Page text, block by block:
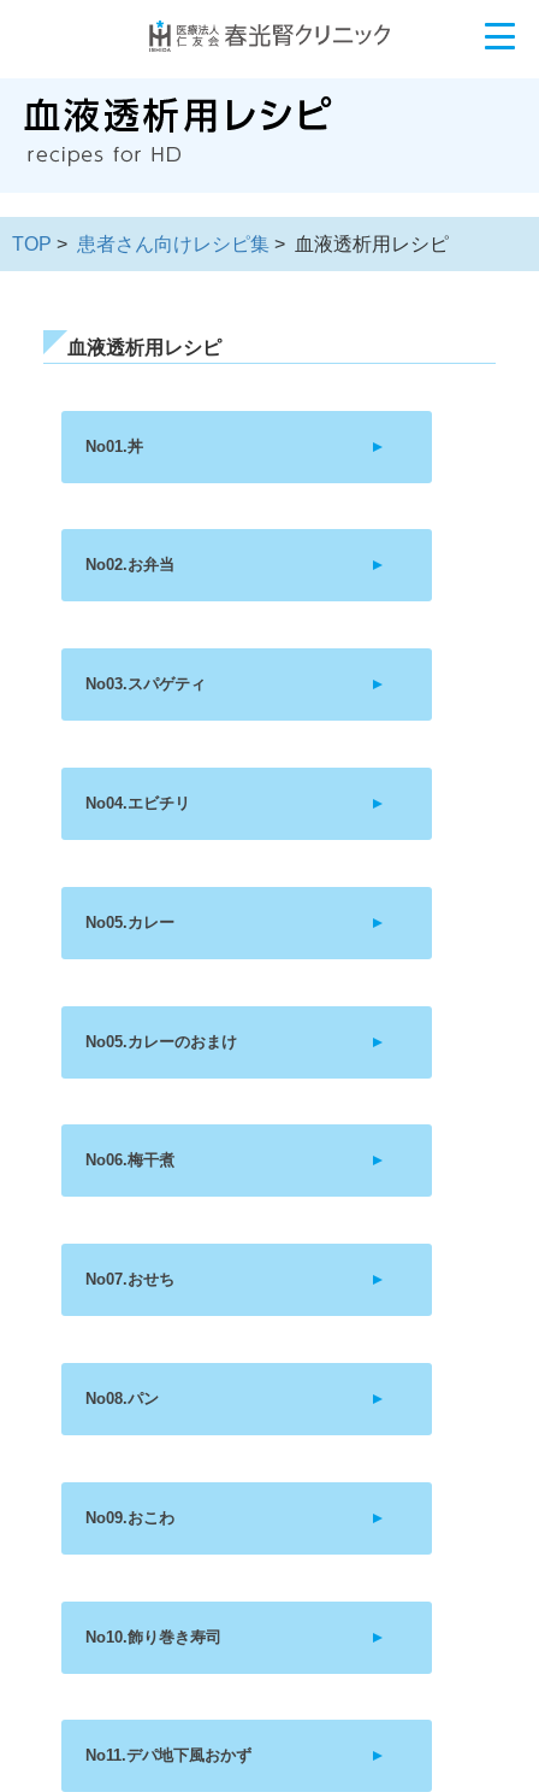
TOP > 患者さん向けレシピ集 > 血液透析用レシピ
血液透析用レシピ
No01.丼
No02.お弁当
No03.スパゲティ
No04.エビチリ
No05.カレー
No05.カレーのおまけ
No06.梅干煮
No07.おせち
No08.パン
No09.おこわ
No10.飾り巻き寿司
No11.デパ地下風おかず